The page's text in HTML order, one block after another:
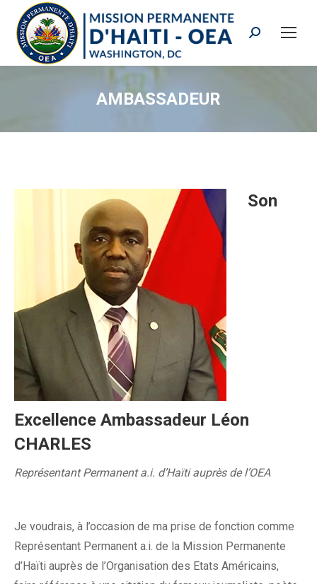
Search:
AMBASSADEUR
Son
Excellence Ambassadeur Léon
CHARLES
Représentant Permanent a.i. d’Haïti auprès de l’OEA
Je voudrais, à l’occasion de ma prise de fonction comme
Représentant Permanent a.i. de la Mission Permanente
d’Haïti auprès de l’Organisation des Etats Américains,